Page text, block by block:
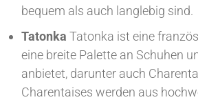
bequem als auch langlebig sind.
Tatonka Tatonka ist eine
eine breite Palette an Schuhen
anbietet, darunter auch
Charentaises werden aus